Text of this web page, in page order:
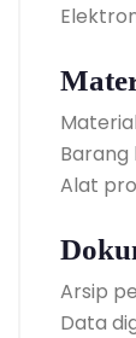
Barang
Alat
Arsip
Data